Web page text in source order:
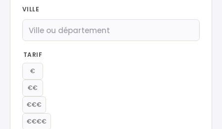
VILLE
TARIF
€
€€
€€€
€€€€